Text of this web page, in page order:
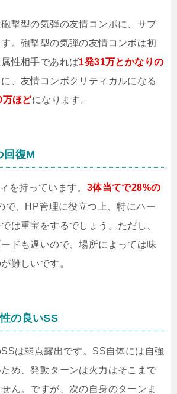
撃型の気弾の友情コンボに、サブ
。砲撃型の気弾の友情コンボは初
性相手であれば1発31万とかなりの
、友情コンボクリティカルになる
万ほどになります。
回復M
を持っています。 3体当てで28%の
で、HP管理に役立つ上、特にハー
は重宝をするでしょう。ただし、
ドも遅いので、場所によっては味
難しいです。
の良いSS
は弱点露出です。SS自体には自強
め、発動ターンは火力はそこまで
ん。ですが、次の自身のターンま